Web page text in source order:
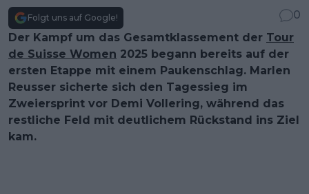
Folgt uns auf Google!
0
Der Kampf um das Gesamtklassement der Tour
de Suisse Women 2025 begann bereits auf der
ersten Etappe mit einem Paukenschlag. Marlen
Reusser sicherte sich den Tagessieg im
Zweiersprint vor Demi Vollering, während das
restliche Feld mit deutlichem Rückstand ins Ziel
kam.